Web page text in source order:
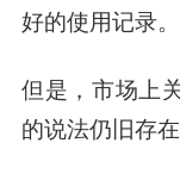
好的使用记录。
但是，市场上
的说法仍旧存在